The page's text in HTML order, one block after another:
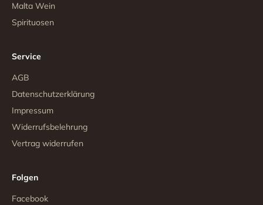
Malta Wein
Spirituosen
Service
AGB
Datenschutzerklärung
Impressum
Widerrufsbelehrung
Vertrag widerrufen
Folgen
Facebook